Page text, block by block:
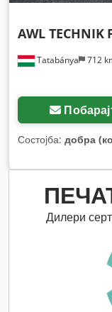
Tatabánya 712
AWL TECHNIK
Состојба: добра
Дилери